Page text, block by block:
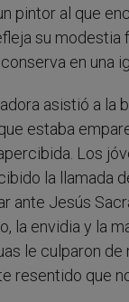
pintor al que
su
en una
asistió a la
estaba
Los
la llamada
ante Jesús
la envidia y la
le culparon
resentido que